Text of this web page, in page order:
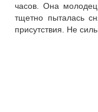
часов. Она
тщетно пыталась
присутствия. Не